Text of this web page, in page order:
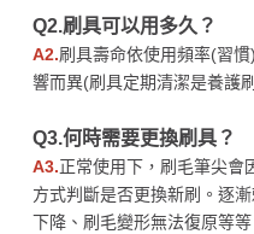
Q2.刷具可以用多久？
A2.刷具壽命依使用頻率(習
響而異(刷具定期清潔是養護
Q3.何時需要更換刷具？
A3.正常使用下，刷毛筆尖會
方式判斷是否更換新刷。逐
下降、刷毛變形無法復原等